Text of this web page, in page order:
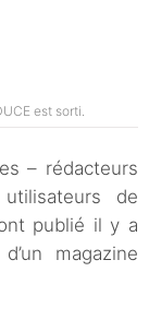
est sorti.
– rédacteurs
de
publié il y a
magazine